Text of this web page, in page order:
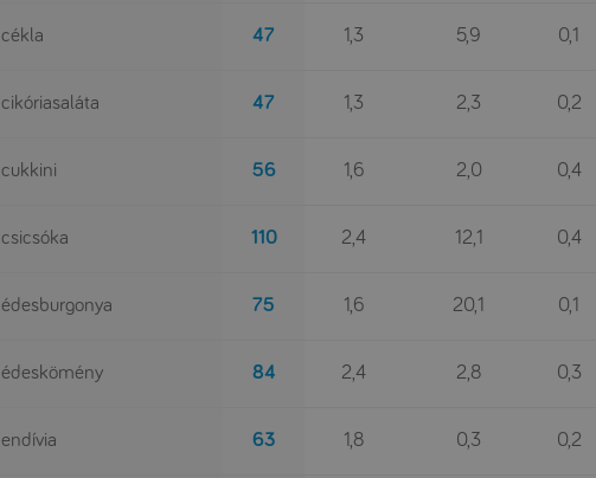
cékla 47 1,3 5,9 0,1
cikóriasaláta 47 1,3 2,3 0,2
cukkini 56 1,6 2,0 0,4
csicsóka 110 2,4 12,1 0,4
édesburgonya 75 1,6 20,1 0,1
édeskömény 84 2,4 2,8 0,3
endívia 63 1,8 0,3 0,2